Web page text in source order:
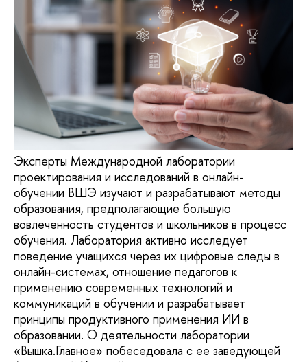
Эксперты Международной лаборатории
проектирования и исследований в онлайн-
обучении ВШЭ изучают и разрабатывают методы
образования, предполагающие большую
вовлеченность студентов и школьников в процесс
обучения. Лаборатория активно исследует
поведение учащихся через их цифровые следы в
онлайн-системах, отношение педагогов к
применению современных технологий и
коммуникаций в обучении и разрабатывает
принципы продуктивного применения ИИ в
образовании. О деятельности лаборатории
«Вышка.Главное» побеседовала с ее заведующей